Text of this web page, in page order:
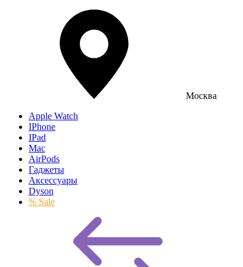
Москва
Apple Watch
IPhone
IPad
Mac
AirPods
Гаджеты
Аксессуары
Dyson
% Sale